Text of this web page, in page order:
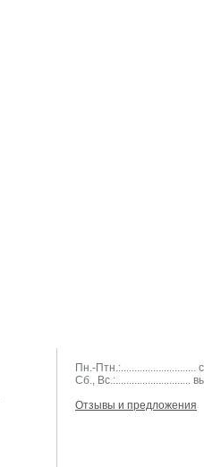
Пн.-Птн.:............................
Cб., Вс.:............................
Отзывы и предложения